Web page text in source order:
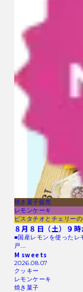
焼き菓子販売
レモンケーキ
ピスタチオとチェリー
８月８日（土）９
■国産レモンを使ったレ
戸…
M sweets
2026.08.07
クッキー
レモンケーキ
焼き菓子